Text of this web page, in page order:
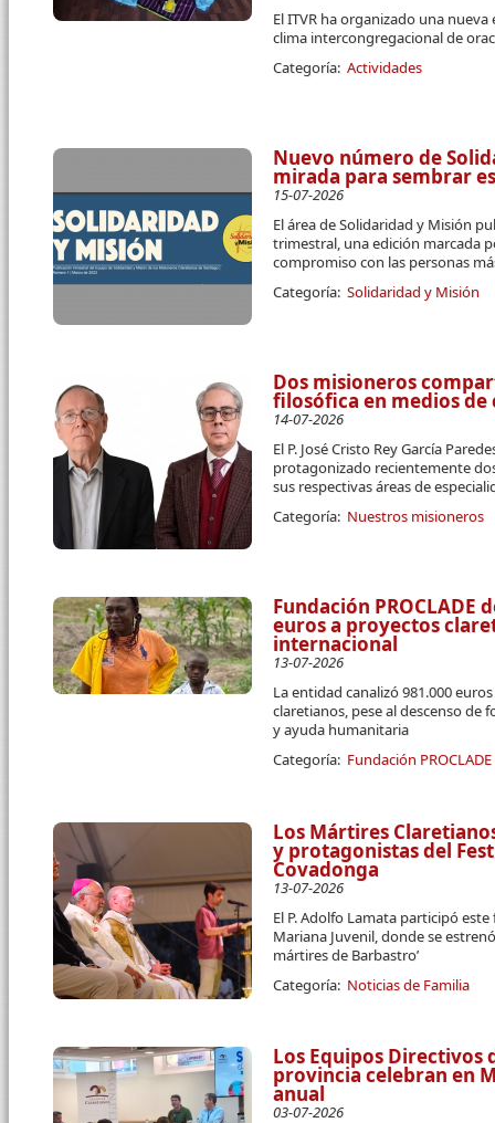
El ITVR ha organizado una
clima intercongregacional de
Categoría: Actividades
Nuevo número de
mirada para sembrar
15-07-2026
El área de Solidaridad y Misión
trimestral, una edición marcada
compromiso con las personas
Categoría: Solidaridad y Misión
Dos misioneros
filosófica en medios
14-07-2026
El P. José Cristo Rey García
protagonizado recientemente
sus respectivas áreas de
Categoría: Nuestros misioneros
Fundación PROCLADE
euros a proyectos
internacional
13-07-2026
La entidad canalizó 981.000
claretianos, pese al descenso
y ayuda humanitaria
Categoría: Fundación PROCLADE
Los Mártires
y protagonistas del
Covadonga
13-07-2026
El P. Adolfo Lamata participó
Mariana Juvenil, donde se
mártires de Barbastro’
Categoría: Noticias de Familia
Los Equipos Directivos
provincia celebran en
anual
03-07-2026